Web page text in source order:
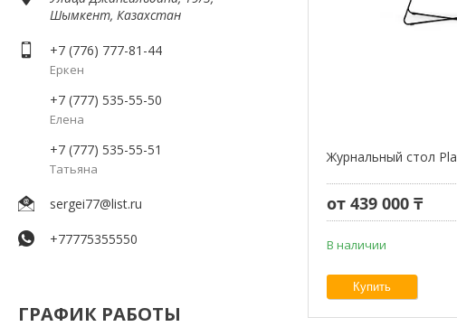
Шымкент, Казахстан
+7 (776) 777-81-44
Еркен
+7 (777) 535-55-50
Елена
+7 (777) 535-55-51
Татьяна
sergei77@list.ru
+77775355550
ГРАФИК РАБОТЫ
Журнальный стол
от 439 000 ₸
В наличии
Купить